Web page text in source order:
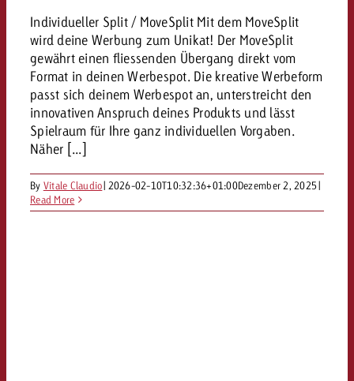
Individueller Split / MoveSplit Mit dem MoveSplit
wird deine Werbung zum Unikat! Der MoveSplit
gewährt einen fliessenden Übergang direkt vom
Format in deinen Werbespot. Die kreative Werbeform
passt sich deinem Werbespot an, unterstreicht den
innovativen Anspruch deines Produkts und lässt
Spielraum für Ihre ganz individuellen Vorgaben.
Näher [...]
By Vitale Claudio| 2026-02-10T10:32:36+01:00Dezember 2, 2025|
Read More